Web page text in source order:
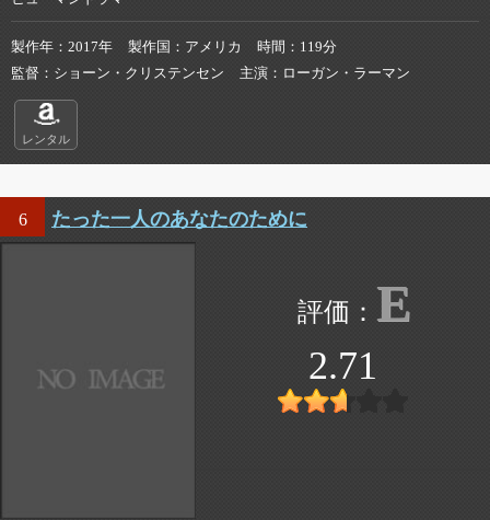
製作年 2017年 製作国 アメリカ 時間
119分
監督
ショーン・クリステンセン 主演 ローガン・ラーマン
レンタル
6 たった一人のあなたのために
E
2.71